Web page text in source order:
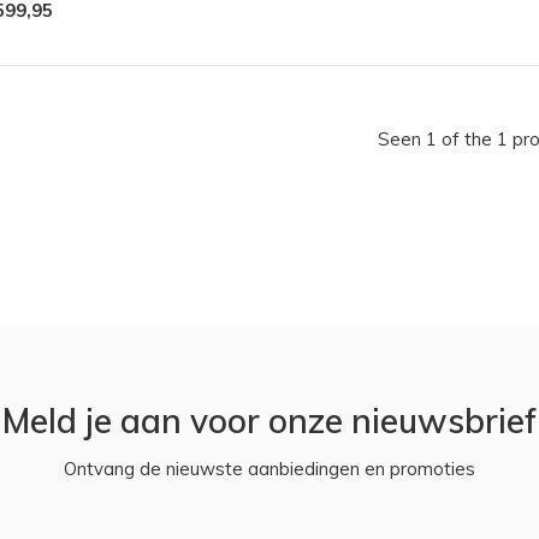
Seen 1 of the 1
Meld je aan voor onze nieuwsbrief
Ontvang de nieuwste aanbiedingen en promoties